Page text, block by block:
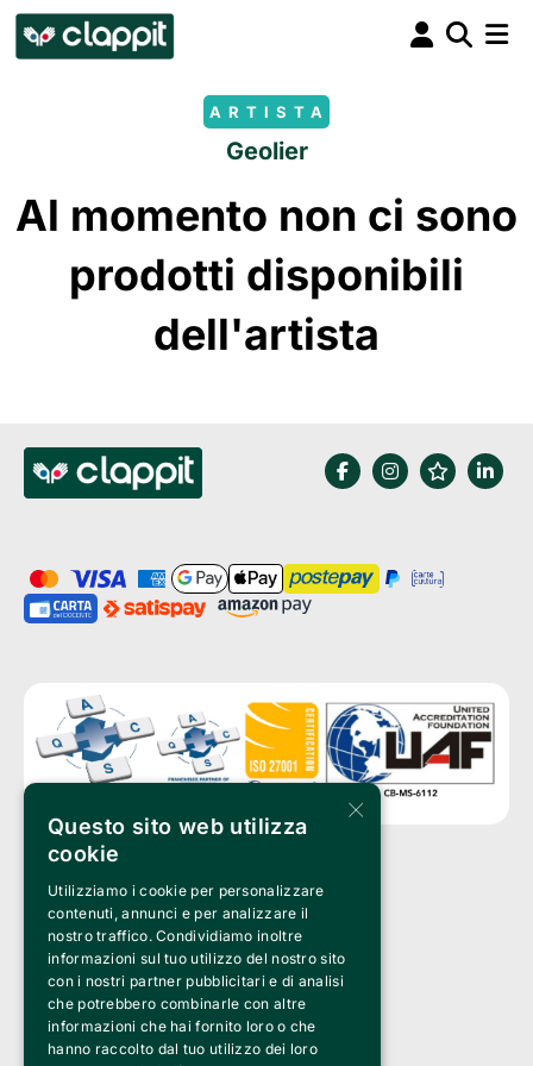
ARTISTA
Geolier
Al momento non ci sono
prodotti disponibili
dell'artista
Clappit è un marchio di proprietà di:
Bemils Srl
a Socio Unico
Via Fosse Ardeatine, 4 -20092 Cinisello Balsamo (MI)
PI 05589050961
Iscr. C.C.I.A.A. Milano R.E.A. 1833471
© 2010-2025 Bemils Srl - Tutti i diritti riservati
Credits:
×
Questo sito web utilizza
cookie
Utilizziamo i cookie per personalizzare
contenuti, annunci e per analizzare il
nostro traffico. Condividiamo inoltre
informazioni sul tuo utilizzo del nostro sito
con i nostri partner pubblicitari e di analisi
che potrebbero combinarle con altre
informazioni che hai fornito loro o che
hanno raccolto dal tuo utilizzo dei loro